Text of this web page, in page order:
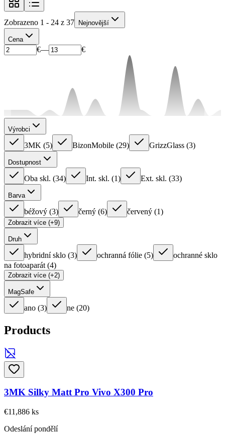
Zobrazeno 1 - 24 z 37 Nejnovější
Cena
€— €
Výrobci
3MK (5) BizonMobile (29) GrizzGlass (3)
Dostupnost
Oba skl. (34) Int. skl. (1) Ext. skl. (33)
Barva
béžový (3) černý (6) červený (1)
Zobrazit více (+9)
Druh
hybridní sklo (3) ochranná fólie (5)
ochranné sklo
na fotoaparát (4)
Zobrazit více (+2)
MagSafe
ano (3) ne (20)
Products
3MK Silky Matt Pro Vivo X300 Pro
€11,886 ks
Odeslání pondělí